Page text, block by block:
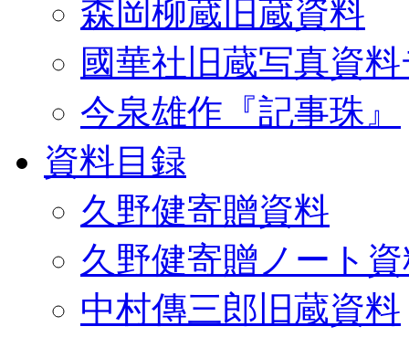
森岡柳蔵旧蔵資料
國華社旧蔵写真資
今泉雄作『記事珠』
資料目録
久野健寄贈資料
久野健寄贈ノート
中村傳三郎旧蔵資料